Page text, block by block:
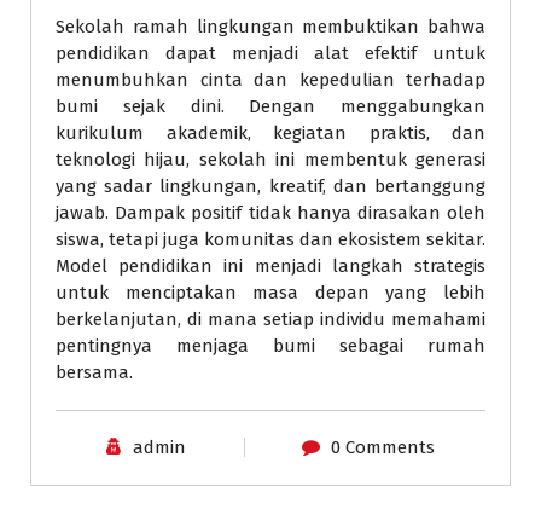
Sekolah ramah lingkungan membuktikan bahwa
pendidikan dapat menjadi alat efektif untuk
menumbuhkan cinta dan kepedulian terhadap
bumi sejak dini. Dengan menggabungkan
kurikulum akademik, kegiatan praktis, dan
teknologi hijau, sekolah ini membentuk generasi
yang sadar lingkungan, kreatif, dan bertanggung
jawab. Dampak positif tidak hanya dirasakan oleh
siswa, tetapi juga komunitas dan ekosistem sekitar.
Model pendidikan ini menjadi langkah strategis
untuk menciptakan masa depan yang lebih
berkelanjutan, di mana setiap individu memahami
pentingnya menjaga bumi sebagai rumah
bersama.
admin 0 Comments